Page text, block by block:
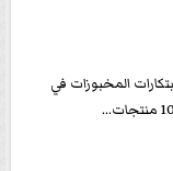
المخبوزات في